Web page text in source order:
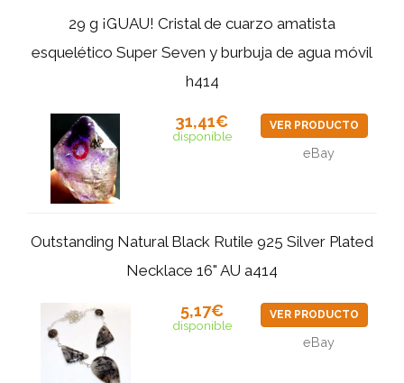
29 g ¡GUAU! Cristal de cuarzo amatista
esquelético Super Seven y burbuja de agua móvil
h414
31,41€
disponible
VER PRODUCTO
eBay
Outstanding Natural Black Rutile 925 Silver Plated
Necklace 16" AU a414
5,17€
disponible
VER PRODUCTO
eBay